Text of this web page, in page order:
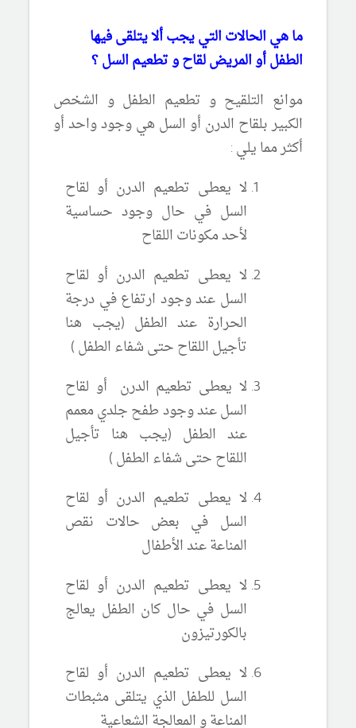
ما هي الحالات التي يجب ألا يتلقى فيها
الطفل أو المريض لقاح و تطعيم السل ؟
موانع التلقيح و تطعيم الطفل و الشخص
الكبير بلقاح الدرن أو السل هي وجود واحد أو
أكثر مما يلي :
لا يعطى تطعيم الدرن أو لقاح
السل في حال وجود حساسية
لأحد مكونات اللقاح
لا يعطى تطعيم الدرن أو لقاح
السل عند وجود ارتفاع في درجة
الحرارة عند الطفل (يجب هنا
تأجيل اللقاح حتى شفاء الطفل )
لا يعطى تطعيم الدرن أو لقاح
السل عند وجود طفح جلدي معمم
عند الطفل (يجب هنا تأجيل
اللقاح حتى شفاء الطفل )
لا يعطى تطعيم الدرن أو لقاح
السل في بعض حالات نقص
المناعة عند الأطفال
لا يعطى تطعيم الدرن أو لقاح
السل في حال كان الطفل يعالج
بالكورتيزون
لا يعطى تطعيم الدرن أو لقاح
السل للطفل الذي يتلقى مثبطات
المناعة و المعالجة الشعاعية